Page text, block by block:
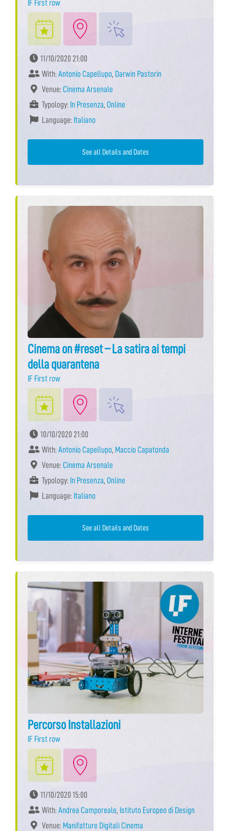
IF First row
11/10/2020 21:00
With: Antonio Capellupo, Darwin Pastorin
Venue: Cinema Arsenale
Typology: In Presenza, Online
Language: Italiano
See all Details and Dates
Cinema on #reset – La satira ai tempi
della quarantena
IF First row
10/10/2020 21:00
With: Antonio Capellupo, Maccio Capatonda
Venue: Cinema Arsenale
Typology: In Presenza, Online
Language: Italiano
See all Details and Dates
Percorso Installazioni
IF First row
11/10/2020 15:00
With: Andrea Camporeale, Istituto Europeo di Design
Venue: Manifatture Digitali Cinema